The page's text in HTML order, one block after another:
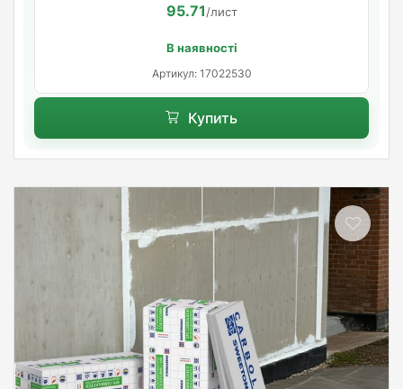
95.71/лист
В наявності
Артикул: 17022530
Купить